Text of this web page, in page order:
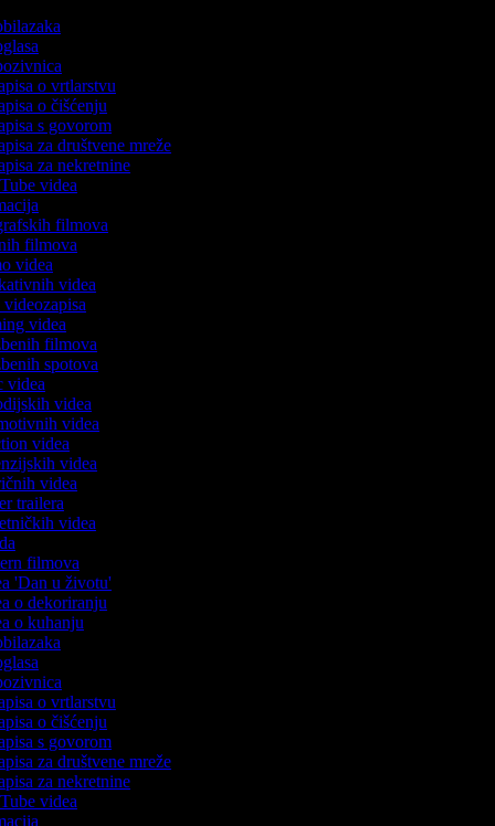
o vrtlarstvu
o čišćenju
s govorom
za društvene mreže
za nekretnine
videa
filmova
filmova
videa
videa
videozapisa
videa
filmova
spotova
videa
videa
videa
videa
videa
videa
trailera
videa
filmova
'Dan u životu'
o dekoriranju
o kuhanju
o vrtlarstvu
o čišćenju
s govorom
za društvene mreže
za nekretnine
videa